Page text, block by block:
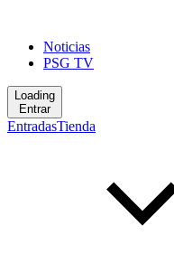
Noticias
PSG TV
Loading
Entrar
EntradasTienda